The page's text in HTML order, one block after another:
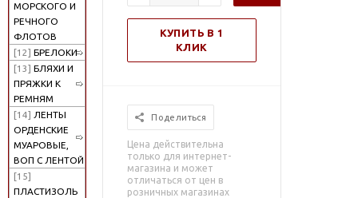
МОРСКОГО И
РЕЧНОГО
ФЛОТОВ
[12] БРЕЛОКИ
[13] БЛЯХИ И
ПРЯЖКИ К
РЕМНЯМ
[14] ЛЕНТЫ
ОРДЕНСКИЕ
МУАРОВЫЕ,
ВОП С ЛЕНТОЙ
[15]
ПЛАСТИЗОЛЬ
КУПИТЬ В 1
КЛИК
Поделиться
Цена действительна
только для интернет-
магазина и может
отличаться от цен в
розничных магазинах